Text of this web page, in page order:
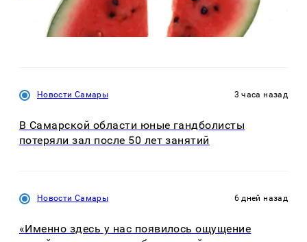
Новости Самары 3 часа назад
В Самарской области юные гандболисты
потеряли зал после 50 лет занятий
Новости Самары 6 дней назад
«Именно здесь у нас появилось ощущение